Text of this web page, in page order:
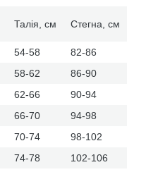
Талія, см Стегна, см
54-58
82-86
58-62
86-90
62-66
90-94
66-70
94-98
70-74
98-102
74-78
102-106